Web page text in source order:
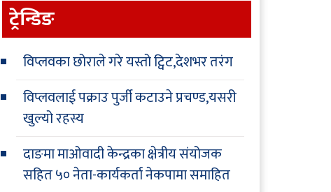
ट्रेन्डिङ
विप्लवका छोराले गरे यस्तो ट्विट,देशभर तरंग
विप्लवलाई पक्राउ पुर्जी कटाउने प्रचण्ड,यसरी
खुल्यो रहस्य
दाङमा माओवादी केन्द्रका क्षेत्रीय संयोजक
सहित ५० नेता-कार्यकर्ता नेकपामा समाहित